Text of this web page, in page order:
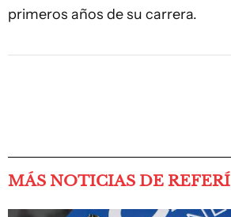
primeros años de su carrera.
MÁS NOTICIAS DE REFERÍ